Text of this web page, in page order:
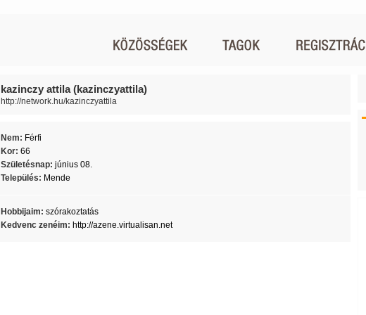
kazinczy attila (kazinczyattila)
http://network.hu/kazinczyattila
Nem: Férfi
Kor: 66
Születésnap: június 08.
Település: Mende
Hobbijaim: szórakoztatás
Kedvenc zenéim: http://azene.virtualisan.net